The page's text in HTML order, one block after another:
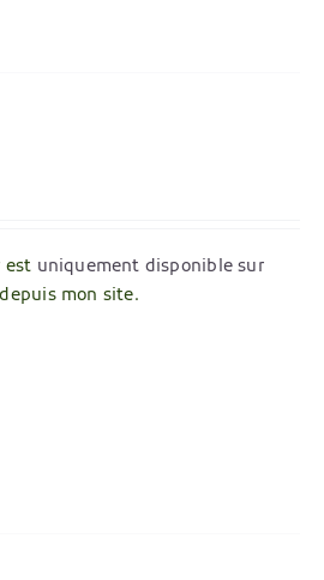
est uniquement disponible sur
mon site.